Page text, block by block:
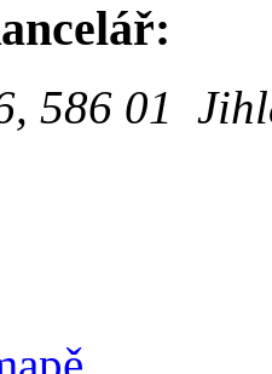
586 01